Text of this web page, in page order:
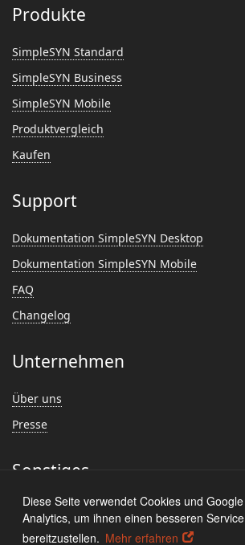
Diese Seite verwendet Cookies und Google
Analytics, um ihnen einen besseren Service
bereitzustellen. Mehr erfahren
Produkte
SimpleSYN Standard
SimpleSYN Business
SimpleSYN Mobile
Produktvergleich
Kaufen
Support
Dokumentation SimpleSYN Desktop
Dokumentation SimpleSYN Mobile
FAQ
Changelog
Unternehmen
Über uns
Presse
Sonstiges
Feedback
Kundenmeinungen